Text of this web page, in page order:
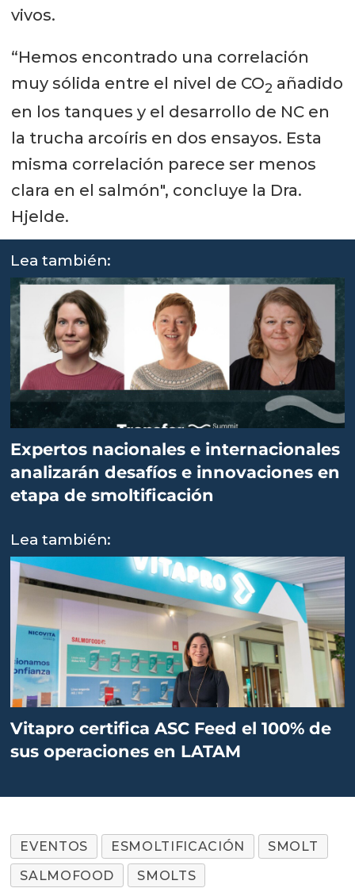
vivos.
“Hemos encontrado una correlación
muy sólida entre el nivel de CO2 añadido
en los tanques y el desarrollo de NC en
la trucha arcoíris en dos ensayos. Esta
misma correlación parece ser menos
clara en el salmón", concluye la Dra.
Hjelde.
Lea también:
Expertos nacionales e internacionales
analizarán desafíos e innovaciones en
etapa de smoltificación
Lea también:
Vitapro certifica ASC Feed el 100% de
sus operaciones en LATAM
EVENTOS ESMOLTIFICACIÓN
SMOLT
SALMOFOOD
SMOLTS